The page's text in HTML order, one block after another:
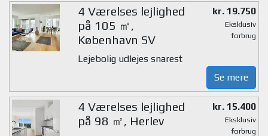
4 Værelses lejlighed
på 105 ㎡,
København SV
kr. 19.750
Eksklusiv
forbrug
Lejebolig udlejes snarest
Se mere
4 Værelses lejlighed
på 98 ㎡, Herlev
kr. 15.400
Eksklusiv
forbrug